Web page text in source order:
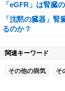
「eGFR」は腎臓
「沈黙の臓器」
るのか？
関連キーワード
その他の病気 そ